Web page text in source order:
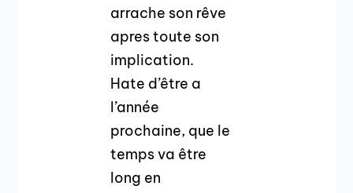
arrache son rêve
apres toute son
implication.
Hate d’être a
l’année
prochaine, que le
temps va être
long en